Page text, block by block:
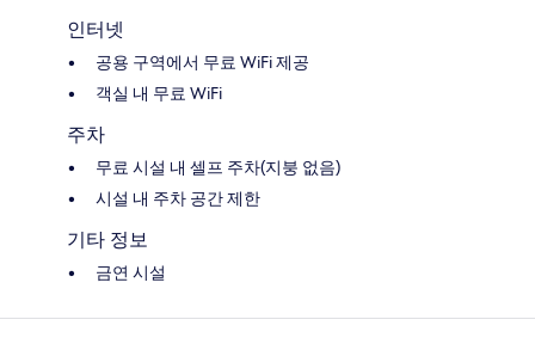
인터넷
공용 구역에서 무료 WiFi 제공
객실 내 무료 WiFi
주차
무료 시설 내 셀프 주차(지붕 없음)
시설 내 주차 공간 제한
기타 정보
금연 시설